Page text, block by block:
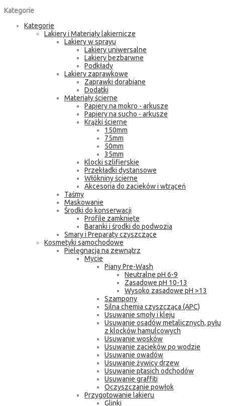
Kategorie
Kategorie
Lakiery i Materiały lakiernicze
Lakiery w sprayu
Lakiery uniwersalne
Lakiery bezbarwne
Podkłady
Lakiery zaprawkowe
Zaprawki dorabiane
Dodatki
Materiały ścierne
Papiery na mokro - arkusze
Papiery na sucho - arkusze
Krążki ścierne
150mm
75mm
50mm
35mm
Klocki szlifierskie
Przekładki dystansowe
Włókniny ścierne
Akcesoria do zacieków i wtrąceń
Taśmy
Maskowanie
Środki do konserwacji
Profile zamknięte
Baranki i środki do podwozia
Smary i Preparaty czyszczące
Kosmetyki samochodowe
Pielęgnacja na zewnątrz
Mycie
Piany Pre-Wash
Neutralne pH 6-9
Zasadowe pH 10-13
Wysoko zasadowe pH >13
Szampony
Silna chemia czyszcząca (APC)
Usuwanie smoły i kleju
Usuwanie osadów metalicznych, pyłu
z klocków hamulcowych
Usuwanie wosków
Usuwanie zacieków po wodzie
Usuwanie owadów
Usuwanie żywicy drzew
Usuwanie ptasich odchodów
Usuwanie graffiti
Oczyszczanie powłok
Przygotowanie lakieru
Glinki